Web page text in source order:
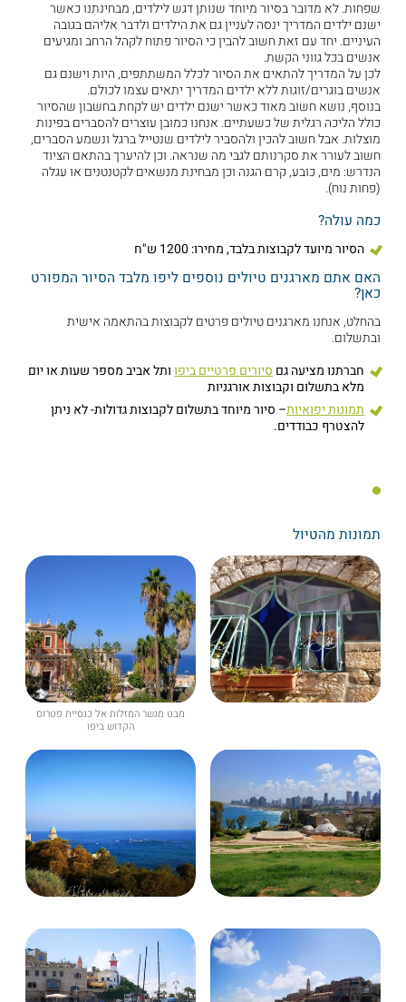
שפחות. לא מדובר בסיור מיוחד שנותן דגש לילדים, מבחינתנו כאשר
ישנם ילדים המדריך ינסה לעניין גם את הילדים ולדבר אליהם בגובה
העיניים. יחד עם זאת חשוב להבין כי הסיור פתוח לקהל הרחב ומגיעים
אנשים בכל גווני הקשת.
לכן על המדריך להתאים את הסיור לכלל המשתתפים, היות וישנם גם
אנשים בוגרים/זוגות ללא ילדים המדריך יתאים עצמו לכולם.
בנוסף, נושא חשוב מאוד כאשר ישנם ילדים יש לקחת בחשבון שהסיור
כולל הליכה רגלית של כשעתיים. אנחנו כמובן עוצרים להסברים בפינות
מוצלות. אבל חשוב להכין ולהסביר לילדים שנטייל ברגל ונשמע הסברים,
חשוב לעורר את סקרנותם לגבי מה שנראה. וכן להיערך בהתאם הציוד
הנדרש: מים, כובע, קרם הגנה וכן מבחינת מנשאים לקטנטנים או עגלה
(פחות נוח).
כמה עולה?
הסיור מיועד לקבוצות בלבד, מחירו: 1200 ש"ח
האם אתם מארגנים טיולים נוספים ליפו מלבד הסיור המפורט
כאן?
בהחלט, אנחנו מארגנים טיולים פרטים לקבוצות בהתאמה אישית
ובתשלום.
חברתנו מציעה גם סיורים פרטיים ביפוותל אביב מספר שעות או יום
מלא בתשלום וקבוצות אורגניות
תמונות יפואיות– סיור מיוחד בתשלום לקבוצות גדולות- לא ניתן
להצטרף כבודדים.
תמונות מהטיול
מבט מגשר המזלות אל כנסיית פטרוס
הקדוש ביפו